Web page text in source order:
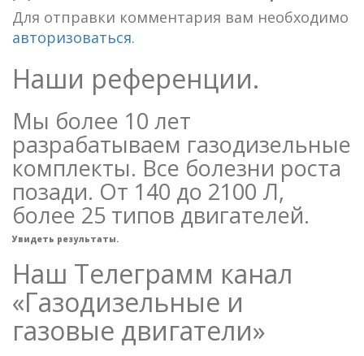
Для отправки комментария вам необходимо
авторизоваться.
Наши референции.
Мы более 10 лет
разрабатываем газодизельные
комплекты. Все болезни роста
позади. От 140 до 2100 Л,
более 25 типов двигателей.
Увидеть результаты.
Наш Телеграмм канал
«Газодизельные и
газовые двигатели»